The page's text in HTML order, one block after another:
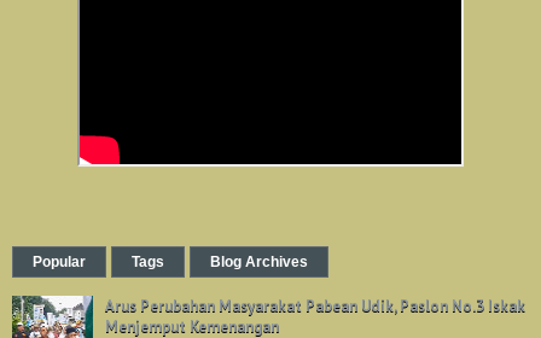
Popular Tags Blog Archives
Arus Perubahan Masyarakat Pabean Udik, Paslon No.3 Iskak
Menjemput Kemenangan